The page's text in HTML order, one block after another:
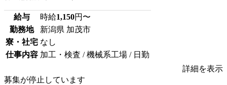
給与 時給1,150円〜
勤務地
新潟県 加茂市
寮・社宅 なし
仕事内容 加工・検査 / 機械系工場 / 日勤
詳細を表示
募集が停止しています